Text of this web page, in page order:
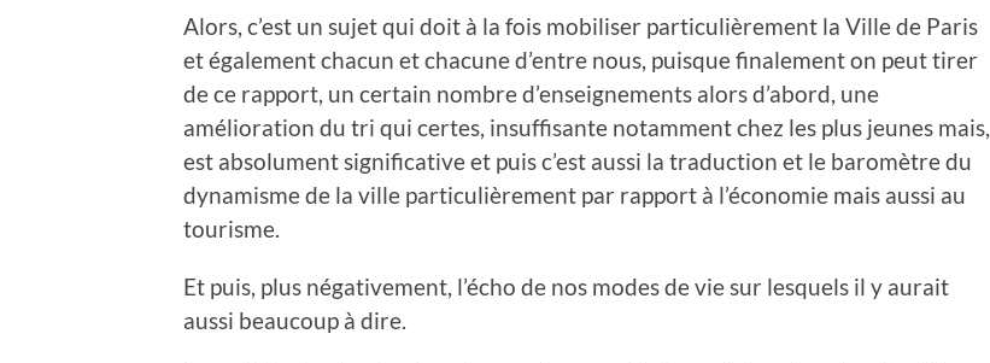
Alors, c’est un sujet qui doit à la fois mobiliser particulièrement la Ville de Paris
et également chacun et chacune d’entre nous, puisque finalement on peut tirer
de ce rapport, un certain nombre d’enseignements alors d’abord, une
amélioration du tri qui certes, insuffisante notamment chez les plus jeunes mais,
est absolument significative et puis c’est aussi la traduction et le baromètre du
dynamisme de la ville particulièrement par rapport à l’économie mais aussi au
tourisme.
Et puis, plus négativement, l’écho de nos modes de vie sur lesquels il y aurait
aussi beaucoup à dire.